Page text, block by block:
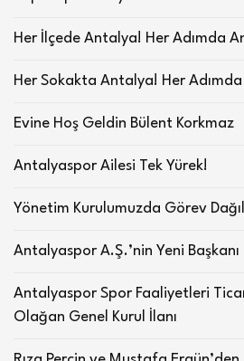
Her İlçede Antalya! Her Adımda
Her Sokakta Antalya! Her
Evine Hoş Geldin Bülent Korkmaz
Antalyaspor Ailesi Tek Yürek!
Yönetim Kurulumuzda Görev
Antalyaspor A.Ş.’nin Yeni
Antalyaspor Spor Faaliyetleri
Olağan Genel Kurul İlanı